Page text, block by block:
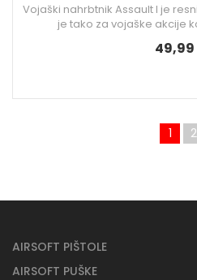
Vojaški nahrbtnik Assault I je
je tako za vojaške akcije
1 2
AIRSOFT PIŠTOLE
AIRSOFT PUŠKE